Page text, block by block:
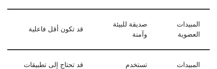
المبيدات
العضوية
صديقة للبيئة
وآمنة
قد تكون أقل فاعلية
المبيدات
تستخدم
قد تحتاج إلى تطبيقات